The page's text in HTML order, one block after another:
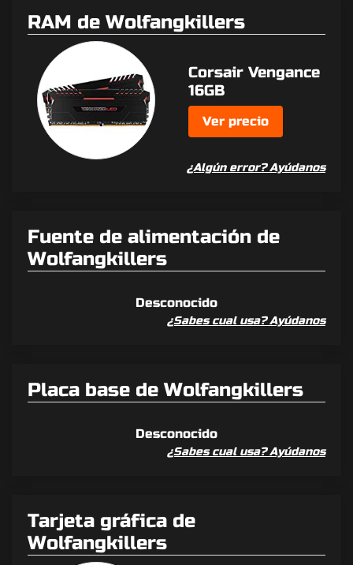
RAM de Wolfangkillers
Corsair Vengance
16GB
Ver precio
¿Algún error? Ayúdanos
Fuente de alimentación de
Wolfangkillers
Desconocido
¿Sabes cual usa? Ayúdanos
Placa base de Wolfangkillers
Desconocido
¿Sabes cual usa? Ayúdanos
Tarjeta gráfica de
Wolfangkillers